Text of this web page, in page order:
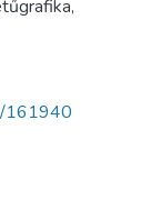
,
161940